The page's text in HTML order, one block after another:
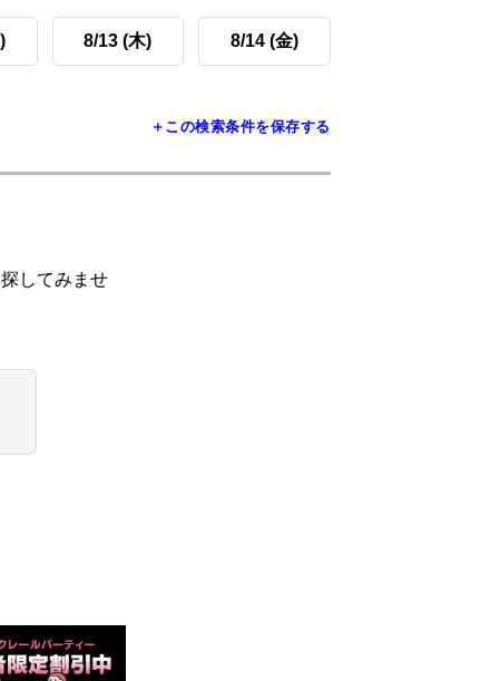
8/13 (木) 8/14 (金)
＋この検索条件を保存する
してみませ